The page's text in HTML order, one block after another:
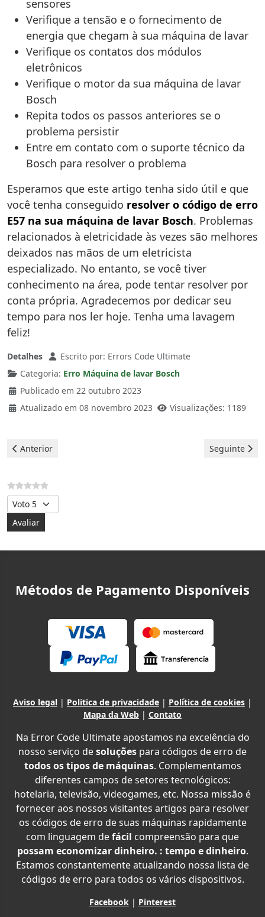
sensores
Verifique a tensão e o fornecimento de
energia que chegam à sua máquina de lavar
Verifique os contatos dos módulos
eletrônicos
Verifique o motor da sua máquina de lavar
Bosch
Repita todos os passos anteriores se o
problema persistir
Entre em contato com o suporte técnico da
Bosch para resolver o problema
Esperamos que este artigo tenha sido útil e que
você tenha conseguido resolver o código de erro
E57 na sua máquina de lavar Bosch. Problemas
relacionados à eletricidade às vezes são melhores
deixados nas mãos de um eletricista
especializado. No entanto, se você tiver
conhecimento na área, pode tentar resolver por
conta própria. Agradecemos por dedicar seu
tempo para nos ler hoje. Tenha uma lavagem
feliz!
Detalhes Escrito por: Errors Code Ultimate
Categoria: Erro Máquina de lavar Bosch
Publicado em 22 outubro 2023
Atualizado em 08 novembro 2023
Visualizações: 1189
Artigo anterior: Bosch Máquina de lavar - erro E61
Anterior Artigo
Seguinte
Avalie, por favor
Métodos de Pagamento Disponíveis
Aviso legal | Politica de privacidade | Política de cookies |
Mapa da Web | Contato
Na Error Code Ultimate apostamos na excelência do
nosso serviço desoluções para códigos de erro de
todos os tipos de máquinas. Complementamos
diferentes campos de setores tecnológicos:
hotelaria, televisão, videogames, etc. Nossa missão é
fornecer aos nossos visitantes artigos para resolver
os códigos de erro de suas máquinas rapidamente
com linguagem defácil compreensão para que
possam economizar dinheiro. : tempo e dinheiro.
Estamos constantemente atualizando nossa lista de
códigos de erro para todos os vários dispositivos.
Facebook | Pinterest